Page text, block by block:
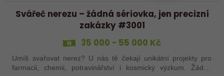
Svářeč nerezu – žádná sériovka, jen precizní
zakázky #3001
35 000 - 55 000 Kč
Umíš svařovat nerez? U nás tě čekají unikátní projekty pro
farmacii, chemii, potravinářství i kosmický výzkum. Žádná